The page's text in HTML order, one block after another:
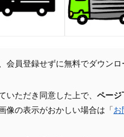
会員登録せずに無料でダウンロ
いただき同意した上で、 ページ
像の表示がおかしい場合は「 お